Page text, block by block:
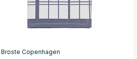
Broste Copenhagen